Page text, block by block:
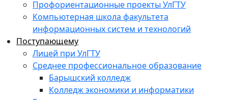
Профориентационные проекты УлГТУ
Компьютерная школа факультета
информационных систем и технологий
Поступающему
Лицей при УлГТУ
Среднее профессиональное образование
Барышский колледж
Колледж экономики и информатики